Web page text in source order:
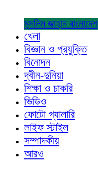
মুসলিম জাহান বাংলাদেশ
খেলা
বিজ্ঞান ও প্রযুক্তি
বিনোদন
দ্বীন-দুনিয়া
শিক্ষা ও চাকরি
ভিডিও
ফোটো গ্যালারি
লাইফ স্টাইল
সম্পাদকীয়
আরও